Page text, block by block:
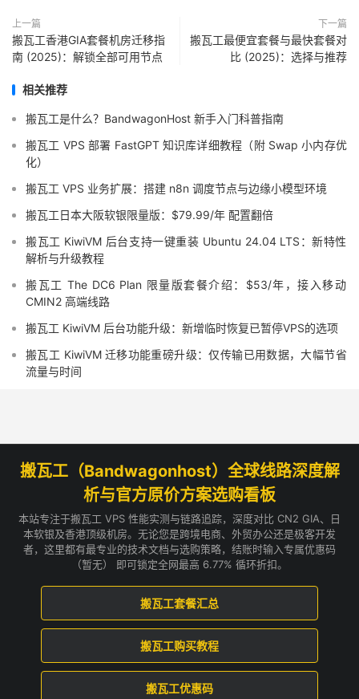
上一篇
搬瓦工香港GIA套餐机房迁移指
南 (2025)：解锁全部可用节点
下一篇
搬瓦工最便宜套餐与最快套餐对
比 (2025)：选择与推荐
相关推荐
搬瓦工是什么？BandwagonHost 新手入门科普指南
搬瓦工 VPS 部署 FastGPT 知识库详细教程（附 Swap 小内存优
化）
搬瓦工 VPS 业务扩展：搭建 n8n 调度节点与边缘小模型环境
搬瓦工日本大阪软银限量版：$79.99/年 配置翻倍
搬瓦工 KiwiVM 后台支持一键重装 Ubuntu 24.04 LTS：新特性
解析与升级教程
搬瓦工 The DC6 Plan 限量版套餐介绍：$53/年，接入移动
CMIN2 高端线路
搬瓦工 KiwiVM 后台功能升级：新增临时恢复已暂停VPS的选项
搬瓦工 KiwiVM 迁移功能重磅升级：仅传输已用数据，大幅节省
流量与时间
搬瓦工（Bandwagonhost）全球线路深度解
析与官方原价方案选购看板
本站专注于搬瓦工 VPS 性能实测与链路追踪，深度对比 CN2 GIA、日
本软银及香港顶级机房。无论您是跨境电商、外贸办公还是极客开发
者，这里都有最专业的技术文档与选购策略，结账时输入专属优惠码
（暂无） 即可锁定全网最高 6.77% 循环折扣。
搬瓦工套餐汇总
搬瓦工购买教程
搬瓦工优惠码